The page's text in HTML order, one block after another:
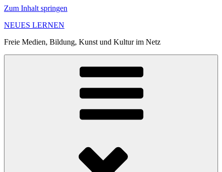
Zum Inhalt springen
NEUES LERNEN
Freie Medien, Bildung, Kunst und Kultur im Netz